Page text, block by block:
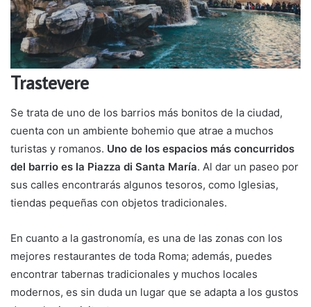
Trastevere
Se trata de uno de los barrios más bonitos de la ciudad,
cuenta con un ambiente bohemio que atrae a muchos
turistas y romanos. Uno de los espacios más concurridos
del barrio es la Piazza di Santa María. Al dar un paseo por
sus calles encontrarás algunos tesoros, como Iglesias,
tiendas pequeñas con objetos tradicionales.
En cuanto a la gastronomía, es una de las zonas con los
mejores restaurantes de toda Roma; además, puedes
encontrar tabernas tradicionales y muchos locales
modernos, es sin duda un lugar que se adapta a los gustos